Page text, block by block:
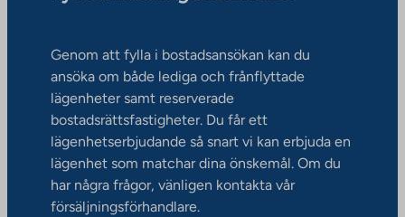
Genom att fylla i bostadsansökan kan du
ansöka om både lediga och frånflyttade
lägenheter samt reserverade
bostadsrättsfastigheter. Du får ett
lägenhetserbjudande så snart vi kan erbjuda en
lägenhet som matchar dina önskemål. Om du
har några frågor, vänligen kontakta vår
försäljningsförhandlare.